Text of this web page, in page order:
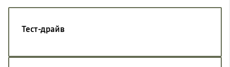
Тест-драйв